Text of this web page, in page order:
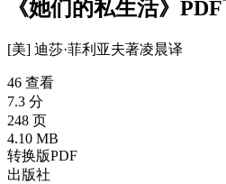
《她们的私生活》
[美] 迪莎·菲利亚夫著凌晨译
46 查看
7.3 分
248 页
4.10 MB
转换版PDF
出版社